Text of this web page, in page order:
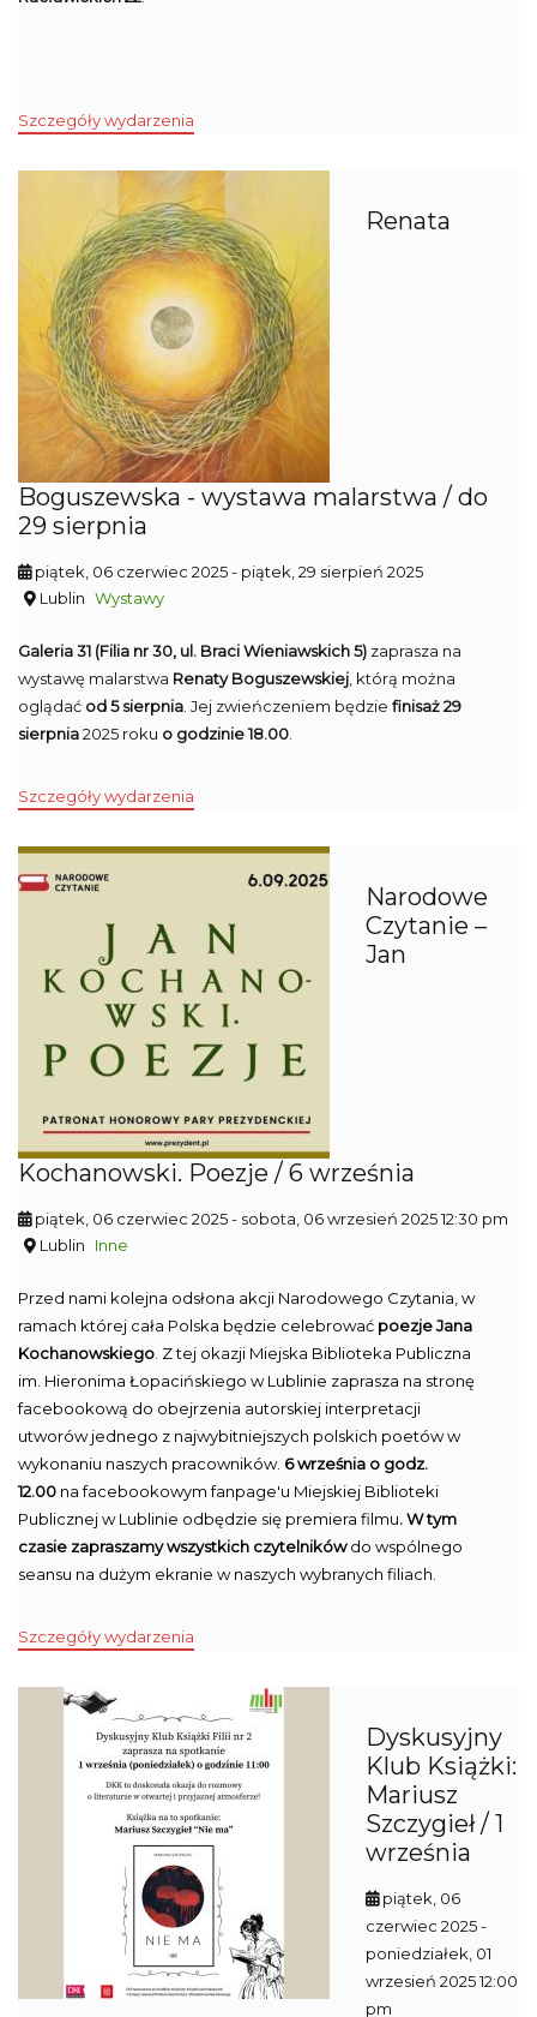
Szczegóły wydarzenia
Renata
Boguszewska - wystawa malarstwa / do
29 sierpnia
piątek, 06 czerwiec 2025- piątek, 29 sierpień 2025
Lublin Wystawy
Galeria 31 (Filia nr 30, ul. Braci Wieniawskich 5) zaprasza na
wystawę malarstwa Renaty Boguszewskiej , którą można
oglądać od 5 sierpnia . Jej zwieńczeniem będzie finisaż 29
sierpnia2025 roku o godzinie 18.00
Szczegóły wydarzenia
Narodowe
Czytanie –
Jan
Kochanowski. Poezje / 6 września
piątek, 06 czerwiec 2025- sobota, 06 wrzesień 2025 12:30 pm
Lublin
Inne
Przed nami kolejna odsłona akcji Narodowego Czytania, w
ramach której cała Polska będzie celebrować poezje Jana
Kochanowskiego . Z tej okazji Miejska Biblioteka Publiczna
im. Hieronima Łopacińskiego w Lublinie zaprasza na stronę
facebookową do obejrzenia autorskiej interpretacji
utworów jednego z najwybitniejszych polskich poetów w
wykonaniu naszych pracowników. 6 września o godz.
12.00 na facebookowym fanpage'u Miejskiej Biblioteki
Publicznej w Lublinie odbędzie się premiera filmu. W tym
czasie zapraszamy wszystkich czytelnikówdo wspólnego
seansu na dużym ekranie w naszych wybranych filiach.
Szczegóły wydarzenia
Dyskusyjny
Klub Książki:
Mariusz
Szczygieł / 1
września
piątek, 06
czerwiec 2025-
poniedziałek, 01
wrzesień 2025 12:00
pm